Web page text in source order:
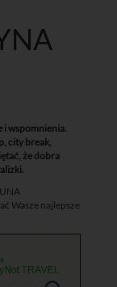
i wspomnienia.
city break,
że dobra
Wasze najlepsze